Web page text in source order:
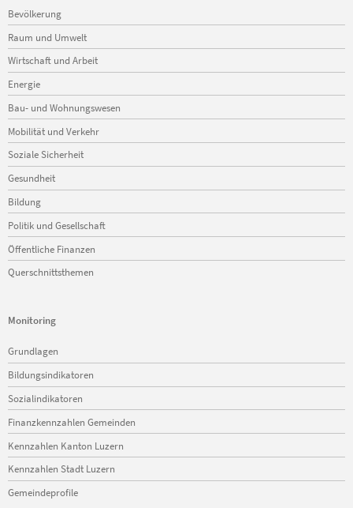
Navigation
überspringen
Bevölkerung
Raum und Umwelt
Wirtschaft und Arbeit
Energie
Bau- und Wohnungswesen
Mobilität und Verkehr
Soziale Sicherheit
Gesundheit
Bildung
Politik und Gesellschaft
Öffentliche Finanzen
Querschnittsthemen
Monitoring
Navigation
überspringen
Grundlagen
Bildungsindikatoren
Sozialindikatoren
Finanzkennzahlen Gemeinden
Kennzahlen Kanton Luzern
Kennzahlen Stadt Luzern
Gemeindeprofile